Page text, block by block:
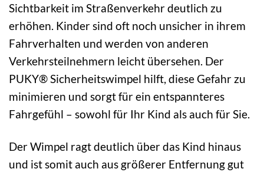
Sichtbarkeit im Straßenverkehr deutlich zu
erhöhen. Kinder sind oft noch unsicher in ihrem
Fahrverhalten und werden von anderen
Verkehrsteilnehmern leicht übersehen. Der
PUKY® Sicherheitswimpel hilft, diese Gefahr zu
minimieren und sorgt für ein entspannteres
Fahrgefühl – sowohl für Ihr Kind als auch für Sie.
Der Wimpel ragt deutlich über das Kind hinaus
und ist somit auch aus größerer Entfernung gut